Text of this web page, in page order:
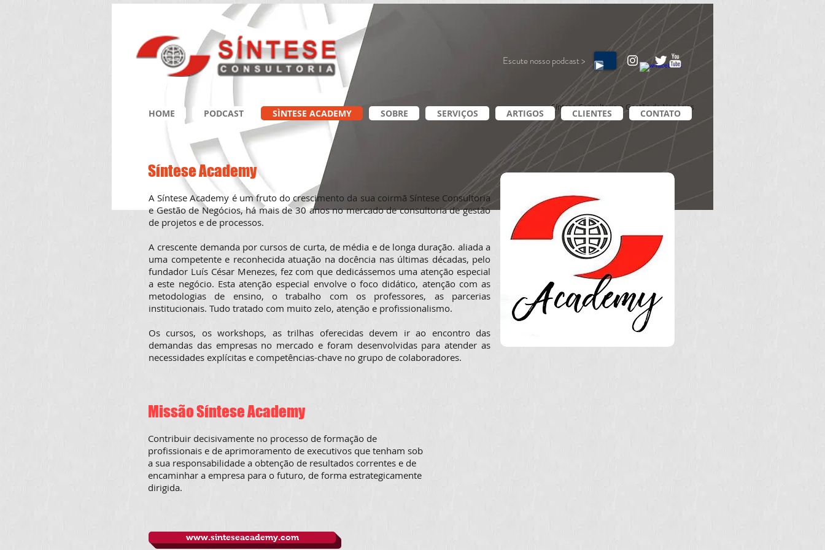
Síntese Consultoria e Gestão de Negócios
HOME PODCAST SÌNTESE ACADEMY SOBRE SERVIÇOS ARTIGOS CLIENTES CONTATO
Escute nosso podcast >
Síntese Academy
Missão Síntese Academy
Contribuir decisivamente no processo de formação de
profissionais e de aprimoramento de executivos que tenham sob
a sua responsabilidade a obtenção de resultados correntes e de
encaminhar a empresa para o futuro, de forma estrategicamente
dirigida.
A Síntese Academy é um fruto do crescimento da sua coirmã Síntese Consultoria
e Gestão de Negócios, há mais de 30 anos no mercado de consultoria de gestão
de projetos e de processos.
A crescente demanda por cursos de curta, de média e de longa duração. aliada a
uma competente e reconhecida atuação na docência nas últimas décadas, pelo
fundador Luís César Menezes, fez com que dedicássemos uma atenção especial
a este negócio. Esta atenção especial envolve o foco didático, atenção com as
metodologias de ensino, o trabalho com os professores, as parcerias
institucionais. Tudo tratado com muito zelo, atenção e profissionalismo.
Os cursos, os workshops, as trilhas oferecidas devem ir ao encontro das
demandas das empresas no mercado e foram desenvolvidas para atender as
necessidades explícitas e competências-chave no grupo de colaboradores.
www.sinteseacademy.com